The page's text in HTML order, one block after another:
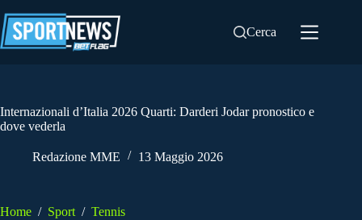
al
contenuto
Cerca
Internazionali d’Italia 2026 Quarti: Darderi Jodar pronostico e
dove vederla
Redazione MME 13 Maggio 2026
Home / Sport / Tennis